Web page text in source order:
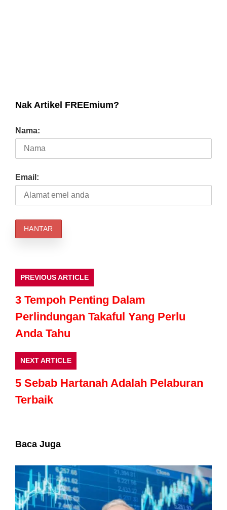
Nak Artikel FREEmium?
Nama:
Email:
PREVIOUS ARTICLE
3 Tempoh Penting Dalam
Perlindungan Takaful Yang Perlu
Anda Tahu
NEXT ARTICLE
5 Sebab Hartanah Adalah Pelaburan
Terbaik
Baca Juga